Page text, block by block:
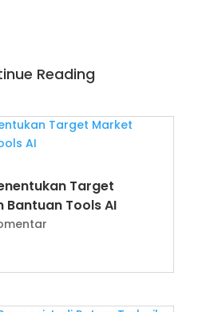
Reading
Target
Bantuan Tools AI